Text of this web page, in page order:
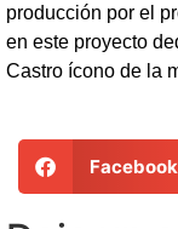
producción por el
en este proyecto
Castro ícono de la
Facebook